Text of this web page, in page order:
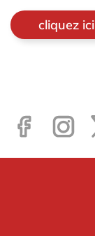
cliquez ici